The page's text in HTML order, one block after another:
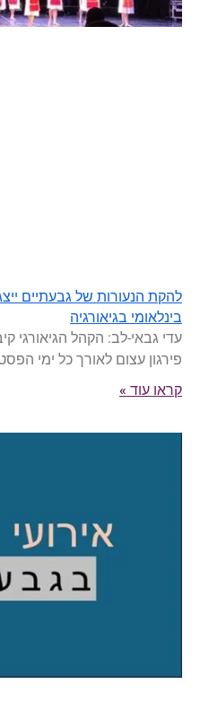
להקת הנעורות של גבעתיים
בינלאומי בגיאורגיה
עדי גבאי-לב: הקהל הגיאורגי
פירגון עצום לאורך כל ימי
קראו עוד »